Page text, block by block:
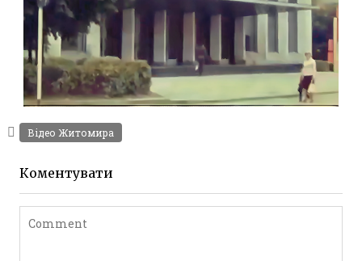
КРАЄВИДИ ЖИТОМИРА У ВІДЕО 1981
Відео Житомира
Коментувати